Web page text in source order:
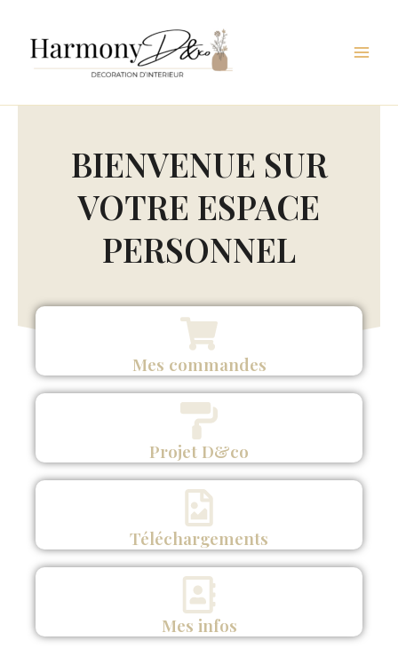
contenu
BIENVENUE SUR
VOTRE ESPACE
PERSONNEL
Mes commandes
Projet D&co
Téléchargements
Mes infos